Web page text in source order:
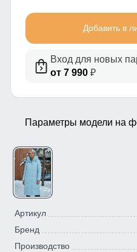
Добавить в
Вход для новых
от 7 990₽
Параметры модели на
Артикул
Бренд
Производство